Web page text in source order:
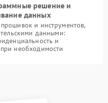
решение и
данных
и инструментов,
данными:
и
необходимости